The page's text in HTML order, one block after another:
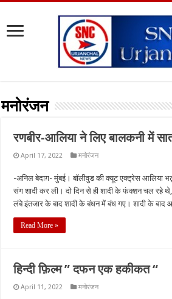
मनोरंजन
रणबीर-आलिया ने लिए बालकनी में
April 17, 2022 मनोरंजन
-अनिल बेदाग़- मुंबई। बॉलीवुड की क्यूट एक्ट्रेस आलिया
संग शादी कर ली। दो दिन से ही शादी के फंक्शन चल रहे
लंबे इंतजार के बाद शादी के बंधन में बंध गए। शादी के बाद
Read More »
हिन्दी फ़िल्म ” दफन एक हकीकत “
April 11, 2022 मनोरंजन